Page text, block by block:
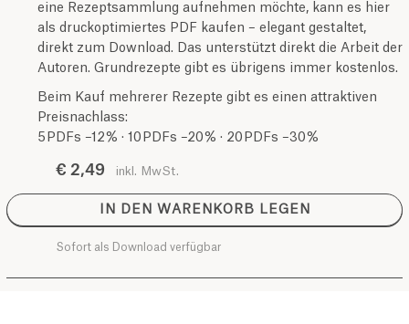
eine Rezeptsammlung aufnehmen möchte, kann es hier
als druckoptimiertes PDF kaufen – elegant gestaltet,
direkt zum Download. Das unterstützt direkt die Arbeit der
Autoren. Grundrezepte gibt es übrigens immer kostenlos.
Beim Kauf mehrerer Rezepte gibt es einen attraktiven
Preisnachlass:
5 PDFs –12 % · 10 PDFs –20 % · 20 PDFs –30 %
€ 2,49 inkl. MwSt.
IN DEN WARENKORB LEGEN
Sofort als Download verfügbar